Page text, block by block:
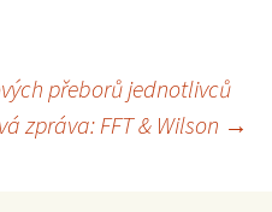
přeborů jednotlivců
zpráva: FFT & Wilson →